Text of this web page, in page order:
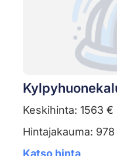
Keskihinta: 1563 €
Hintajakauma: